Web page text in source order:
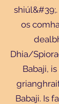
os
Dhia/
Babaji,
Babaji. Is